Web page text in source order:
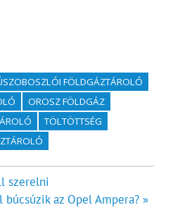
FÖLDGÁZTÁROLÓ
OROSZ FÖLDGÁZ
TÖLTÖTTSÉG
szerelni
az Opel Ampera? »